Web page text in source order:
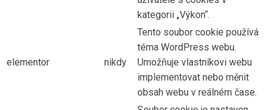
kategorii „Výkon“.
elementor nikdy
Tento soubor cookie používá
téma WordPress webu.
Umožňuje vlastníkovi webu
implementovat nebo měnit
obsah webu v reálném čase.